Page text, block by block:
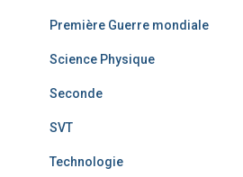
Première Guerre mondiale
Science Physique
Seconde
SVT
Technologie